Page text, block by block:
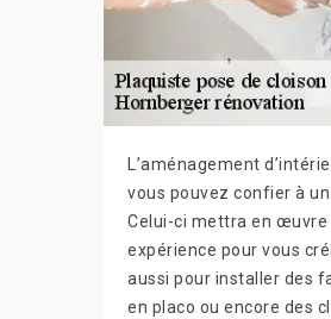
L’aménagement
vous pouvez confier à
Celui-ci mettra en
expérience pour vous
aussi pour installer des
en placo ou encore des